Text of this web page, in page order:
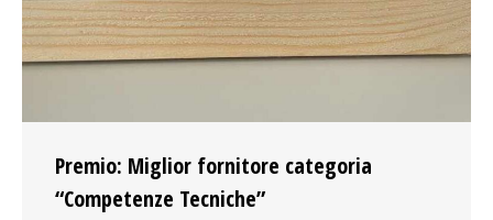
Premio: Miglior fornitore categoria
“Competenze Tecniche”